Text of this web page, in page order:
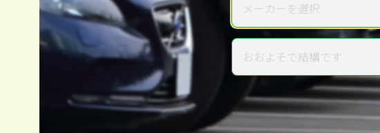
電話か出張か、高い方の査定を提案。
だから高価買取!
メーカー メーカーを選択
年式 おおよそで結構です